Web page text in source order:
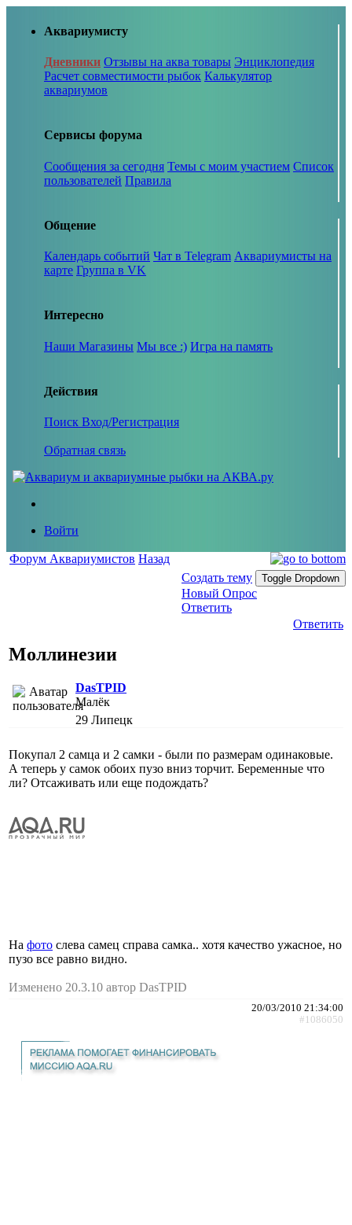
Аквариумисту
Дневники Отзывы на аква товары Энциклопедия
Расчет совместимости рыбок Калькулятор
аквариумов
Сервисы форума
Сообщения за сегодня Темы с моим участием Список
пользователей Правила
Общение
Календарь событий Чат в Telegram Аквариумисты на
карте Группа в VK
Интересно
Наши Магазины Мы все :) Игра на память
Действия
Поиск Вход/Регистрация
Обратная связь
Войти
Форум Аквариумистов Назад
Создать тему
Toggle Dropdown
Новый Опрос
Ответить
Ответить
Моллинезии
DasTPID
Малёк
29 Липецк
Покупал 2 самца и 2 самки - были по размерам одинаковые.
А теперь у самок обоих пузо вниз торчит. Беременные что
ли? Отсаживать или еще подождать?
На фото слева самец справа самка.. хотя качество ужасное, но
пузо все равно видно.
Изменено 20.3.10 автор DasTPID
20/03/2010 21:34:00
#1086050